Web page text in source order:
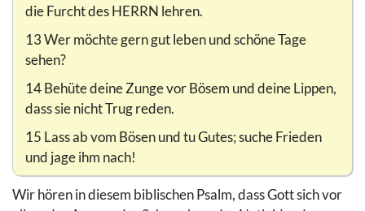
die Furcht des HERRN lehren.
13 Wer möchte gern gut leben und schöne Tage
sehen?
14 Behüte deine Zunge vor Bösem und deine Lippen,
dass sie nicht Trug reden.
15 Lass ab vom Bösen und tu Gutes; suche Frieden
und jage ihm nach!
Wir hören in diesem biblischen Psalm, dass Gott sich vor